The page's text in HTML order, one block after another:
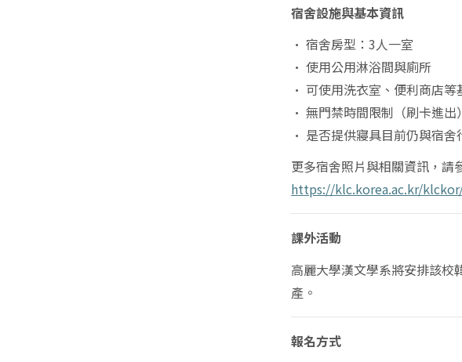
宿舍設施與基本資訊
• 宿舍房型：3人一室
• 使用公用淋浴間與廁所
• 可使用洗衣室、便利商店等
• 無門禁時間限制（刷卡進出）
• 是否提供寢具目前仍與宿舍
更多宿舍照片與相關資訊，請
https://klc.korea.ac.kr/
課外活動
高麗大學漢文學系將安排該校
產 。
報名方式